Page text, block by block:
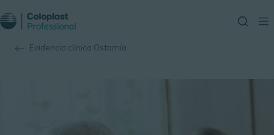
Evidencia clínica Ostomía